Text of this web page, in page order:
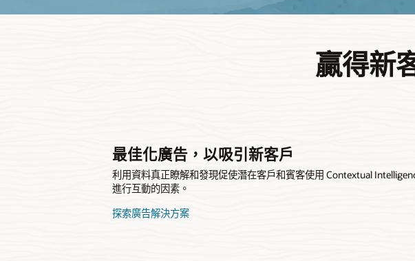
贏得新
最佳化廣告，以吸引新客戶
利用資料真正瞭解和發現促使潛在客戶和賓客使用 Contextual
進行互動的因素。
探索廣告解決方案